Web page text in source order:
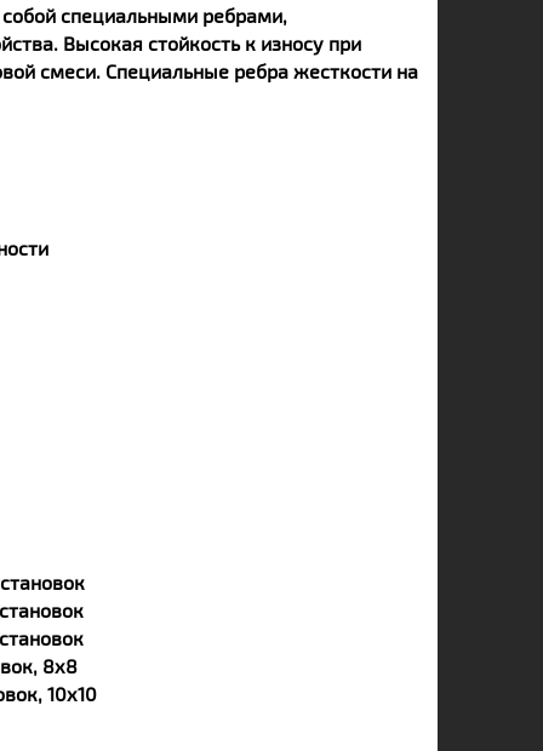
специальными ребрами,
Высокая стойкость к износу при
смеси. Специальные ребра жесткости на
8х8
10х10